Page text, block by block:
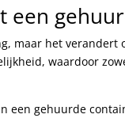
een
maar het verandert
waardoor
een gehuurde